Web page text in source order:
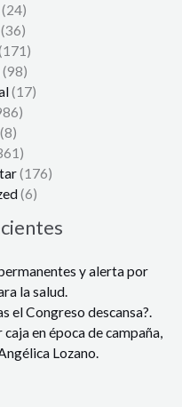
(24)
(36)
(98)
(17)
(8)
(176)
(6)
y alerta por
la salud.
el Congreso descansa?.
en época de campaña,
Lozano.